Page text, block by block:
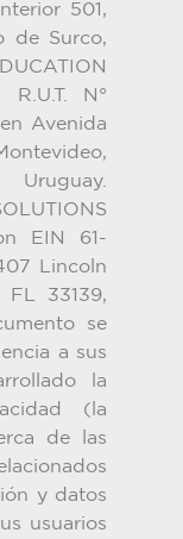
501,
de Surco,
N°
Avenida
EIN 61-
Lincoln
FL 33139,
se
a sus
la
(la
de las
y datos
usuarios